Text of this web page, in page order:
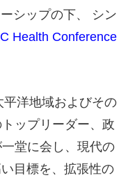
シップの下、 シン
Health Conference
平洋地域およびその
ップリーダー、政
堂に会し、現代の
目標を、拡張性の